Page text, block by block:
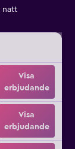
natt
Visa
erbjudande
Visa
erbjudande